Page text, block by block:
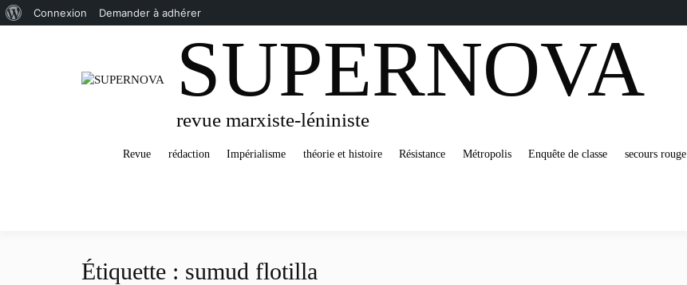
SUPERNOVA
revue marxiste-léniniste
Revue rédaction Impérialisme théorie et histoire Résistance Métropolis Enquête de classe secours rouge
Étiquette : sumud flotilla
Connexion Demander à adhérer